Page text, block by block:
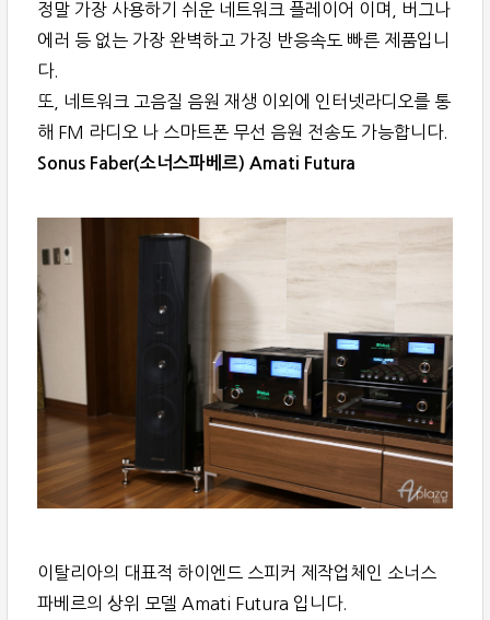
정말 가장 사용하기 쉬운 네트워크 플레이어 이며, 버그나
에러 등 없는 가장 완벽하고 가징 반응속도 빠른 제품입니
다.
또, 네트워크 고음질 음원 재생 이외에 인터넷라디오를 통
해 FM 라디오 나 스마트폰 무선 음원 전송도 가능합니다.
Sonus Faber(소너스파베르) Amati Futura
이탈리아의 대표적 하이엔드 스피커 제작업체인 소너스
파베르의 상위 모델 Amati Futura 입니다.